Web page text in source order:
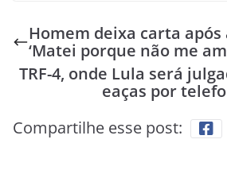
Homem deixa carta após
‘Matei porque não me
TRF-4, onde Lula será
eaças por
Compartilhe esse post: